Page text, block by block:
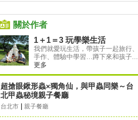
關於作者
1＋1＝3 玩學樂生活
我們就愛玩生活，帶孩子一起旅行、
手作、體驗中學習…蹲下來和孩子...
更多
超搶眼鍬形蟲×獨角仙，與甲蟲同樂～台
北甲蟲秘境親子餐廳
台北市 親子餐廳